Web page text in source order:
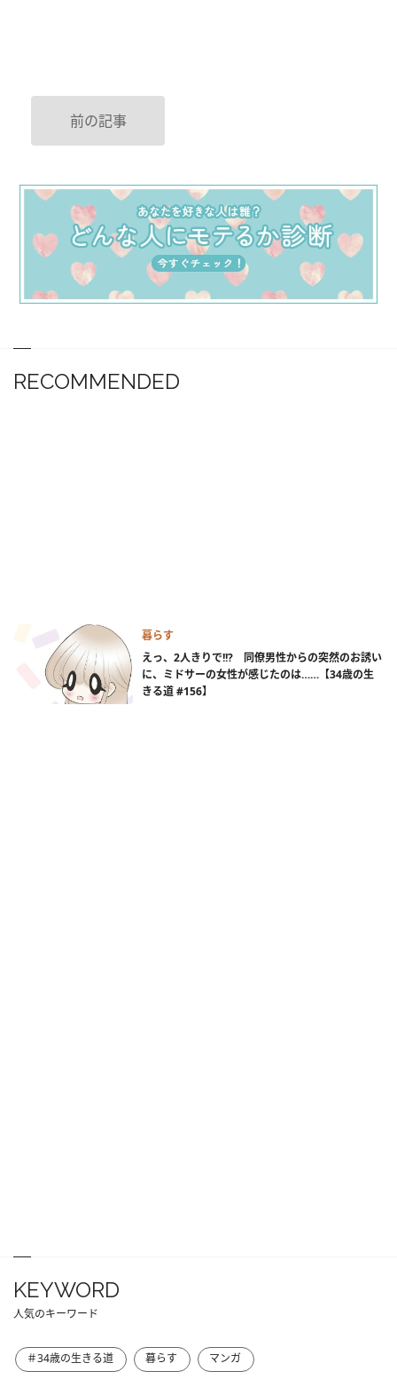
前の記事
RECOMMENDED
暮らす
えっ、2人きりで!!? 同僚男性からの突然のお誘い
に、ミドサーの女性が感じたのは……【34歳の生
きる道 #156】
KEYWORD
人気のキーワード
＃34歳の生きる道 暮らす マンガ